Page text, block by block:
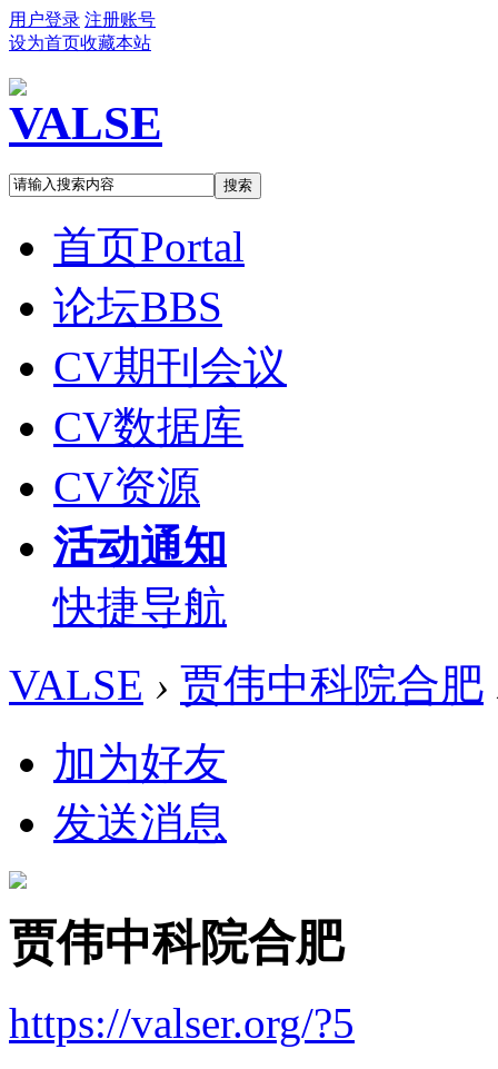
用户登录 注册账号
设为首页收藏本站
搜索
首页Portal
论坛BBS
CV期刊会议
CV数据库
CV资源
活动通知
快捷导航
VALSE › 贾伟中科院合肥
加为好友
发送消息
贾伟中科院合肥
https://valser.org/?5